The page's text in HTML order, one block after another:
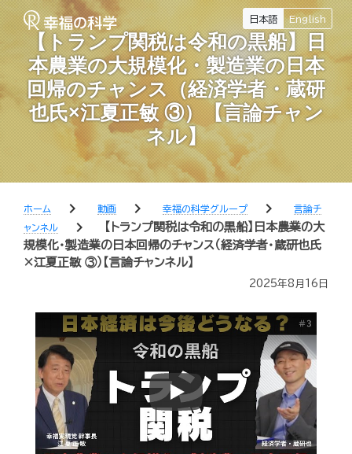
日本語 English
【トランプ関税は令和の黒船】日
本農業の大規模化・製造業の日本
回帰のチャンス（経済学者・蔵研
也氏×江夏正敏 ③）【言論チャン
ネル】
ホーム chevron_right 動画 chevron_right 幸福の科学グループ chevron_right
言論チ
ャンネル
chevron_right
【トランプ関税は令和の黒船】日本農業の大
規模化・製造業の日本回帰のチャンス（経済学者・蔵研也氏
×江夏正敏 ③）【言論チャンネル】
2025年8月16日
Play